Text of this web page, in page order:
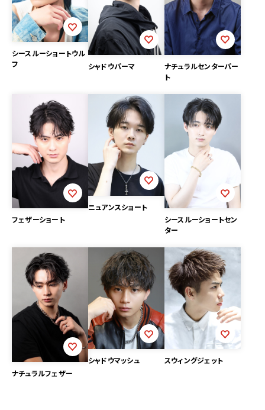
シースルーショートウル
フ
シャドウパーマ
ナチュラルセンターパー
ト
フェザーショート
ニュアンスショート
シースルーショートセン
ター
ナチュラルフェザー
シャドウマッシュ スウィングジェット